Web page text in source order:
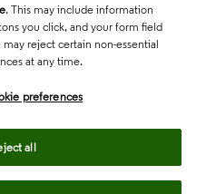
. This may include information
you click, and your form field
reject certain non-essential
at any time.
preferences
all